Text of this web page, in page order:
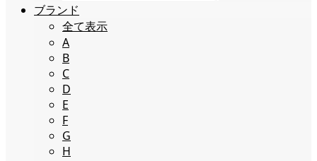
ブランド
全て表示
A
B
C
D
E
F
G
H